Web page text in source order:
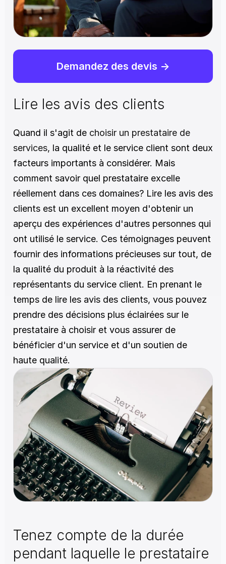
Demandez des devis ->
Lire les avis des clients
Quand il s'agit de choisir un prestataire de
services, la qualité et le service client sont deux
facteurs importants à considérer. Mais
comment savoir quel prestataire excelle
réellement dans ces domaines? Lire les avis des
clients est un excellent moyen d'obtenir un
aperçu des expériences d'autres personnes qui
ont utilisé le service. Ces témoignages peuvent
fournir des informations précieuses sur tout, de
la qualité du produit à la réactivité des
représentants du service client. En prenant le
temps de lire les avis des clients, vous pouvez
prendre des décisions plus éclairées sur le
prestataire à choisir et vous assurer de
bénéficier d'un service et d'un soutien de
haute qualité.
Tenez compte de la durée
pendant laquelle le prestataire